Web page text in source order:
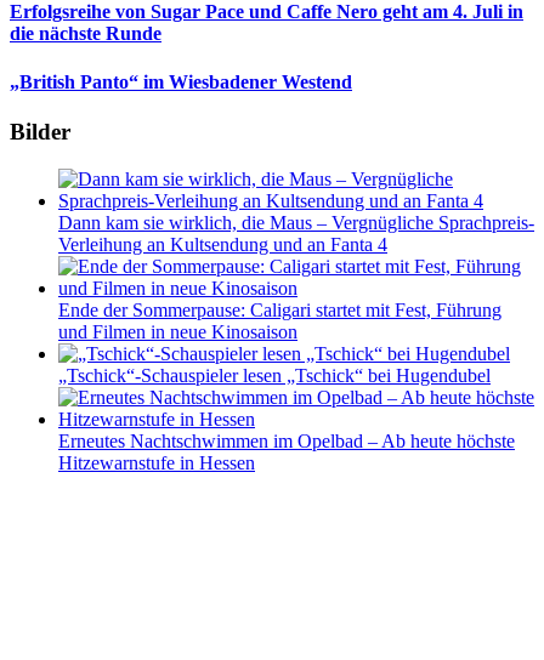
Erfolgsreihe von Sugar Pace und Caffe Nero geht am 4. Juli in
die nächste Runde
„British Panto“ im Wiesbadener Westend
Bilder
Dann kam sie wirklich, die Maus – Vergnügliche Sprachpreis-
Verleihung an Kultsendung und an Fanta 4
Ende der Sommerpause: Caligari startet mit Fest, Führung
und Filmen in neue Kinosaison
„Tschick“-Schauspieler lesen „Tschick“ bei Hugendubel
Erneutes Nachtschwimmen im Opelbad – Ab heute höchste
Hitzewarnstufe in Hessen